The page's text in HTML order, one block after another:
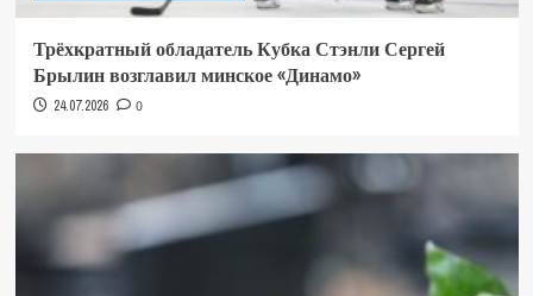
Трёхкратный обладатель Кубка Стэнли Сергей
Брылин возглавил минское «Динамо»
24.07.2026 0